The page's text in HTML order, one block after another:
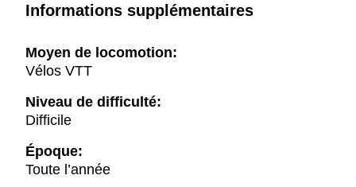
Informations supplémentaires
Moyen de locomotion:
Vélos VTT
Niveau de difficulté:
Difficile
Époque:
Toute l’année